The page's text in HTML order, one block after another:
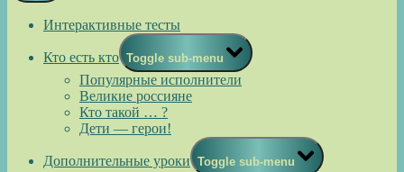
Интерактивные тесты
Кто есть кто Toggle sub-menu
Популярные исполнители
Великие россияне
Кто такой … ?
Дети — герои!
Дополнительные уроки Toggle sub-menu